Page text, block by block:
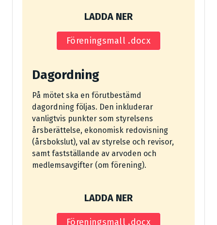
LADDA NER
Föreningsmall .docx
Dagordning
På mötet ska en förutbestämd
dagordning följas. Den inkluderar
vanligtvis punkter som styrelsens
årsberättelse, ekonomisk redovisning
(årsbokslut), val av styrelse och revisor,
samt fastställande av arvoden och
medlemsavgifter (om förening).
LADDA NER
Föreningsmall .docx